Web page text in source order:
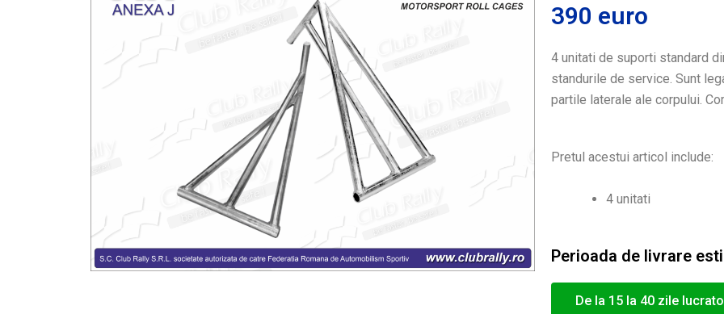
390 euro
4 unitati de suporti standard
standurile de service. Sunt
partile laterale ale corpului.
Pretul acestui articol include:
4 unitati
Perioada de livrare
De la 15 la 40 zile